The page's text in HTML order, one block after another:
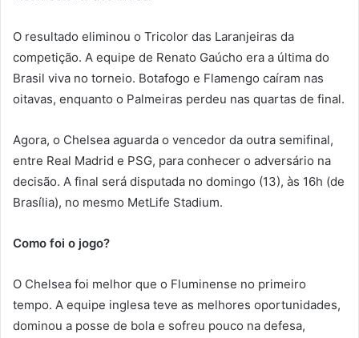
O resultado eliminou o Tricolor das Laranjeiras da
competição. A equipe de Renato Gaúcho era a última do
Brasil viva no torneio. Botafogo e Flamengo caíram nas
oitavas, enquanto o Palmeiras perdeu nas quartas de final.
Agora, o Chelsea aguarda o vencedor da outra semifinal,
entre Real Madrid e PSG, para conhecer o adversário na
decisão. A final será disputada no domingo (13), às 16h (de
Brasília), no mesmo MetLife Stadium.
Como foi o jogo?
O Chelsea foi melhor que o Fluminense no primeiro
tempo. A equipe inglesa teve as melhores oportunidades,
dominou a posse de bola e sofreu pouco na defesa,